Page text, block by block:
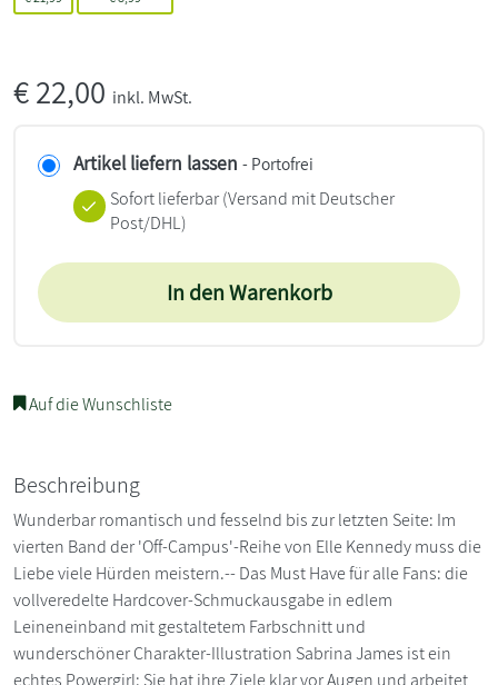
€22,00 inkl. MwSt.
Artikel liefern lassen - Portofrei
Sofort lieferbar(Versand mit Deutscher
Post/DHL)
In den Warenkorb
Auf die Wunschliste
Beschreibung
Wunderbar romantisch und fesselnd bis zur letzten Seite: Im
vierten Band der 'Off-Campus'-Reihe von Elle Kennedy muss die
Liebe viele Hürden meistern.-- Das Must Have für alle Fans: die
vollveredelte Hardcover-Schmuckausgabe in edlem
Leineneinband mit gestaltetem Farbschnitt und
wunderschöner Charakter-Illustration Sabrina James ist ein
echtes Powergirl: Sie hat ihre Ziele klar vor Augen und arbeitet